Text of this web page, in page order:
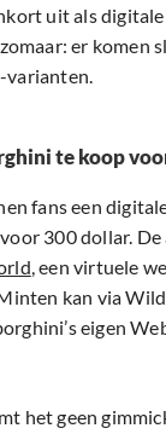
uit als
er komen
varianten.
te koop
fans een
300 dollar. De
, een virtuele
kan via
eigen
het geen